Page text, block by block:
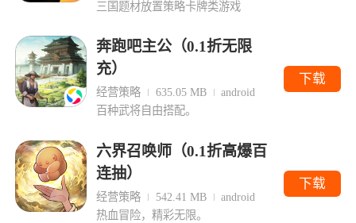
三国题材放置策略卡牌类游戏
奔跑吧主公（0.1折无限
充）
经营策略 635.05 MB
android
百种武将自由搭配。
下载
六界召唤师（0.1折高爆百
连抽）
经营策略 542.41 MB
android
热血冒险，精彩无限。
下载